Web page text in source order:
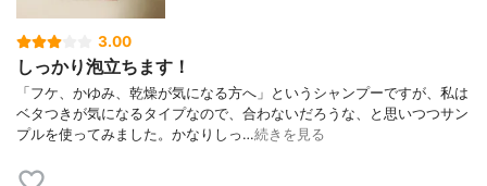
3.00
しっかり泡立ちます！
「フケ、かゆみ、乾燥が気になる方へ」というシャンプーですが、私は
ベタつきが気になるタイプなので、合わないだろうな、と思いつつサン
プルを使ってみました。かなりしっ…続きを見る